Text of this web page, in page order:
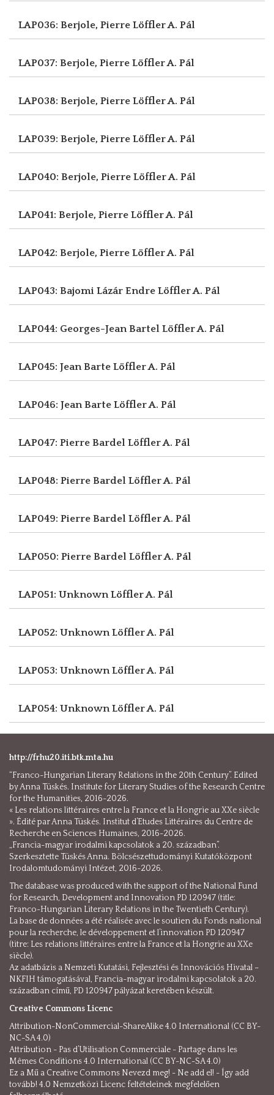
LAP036: Berjole, Pierre Löffler A. Pál
LAP037: Berjole, Pierre Löffler A. Pál
LAP038: Berjole, Pierre Löffler A. Pál
LAP039: Berjole, Pierre Löffler A. Pál
LAP040: Berjole, Pierre Löffler A. Pál
LAP041: Berjole, Pierre Löffler A. Pál
LAP042: Berjole, Pierre Löffler A. Pál
LAP043: Bajomi Lázár Endre Löffler A. Pál
LAP044: Georges-Jean Bartel Löffler A. Pál
LAP045: Jean Barte Löffler A. Pál
LAP046: Jean Barte Löffler A. Pál
LAP047: Pierre Bardel Löffler A. Pál
LAP048: Pierre Bardel Löffler A. Pál
LAP049: Pierre Bardel Löffler A. Pál
LAP050: Pierre Bardel Löffler A. Pál
LAP051: UnknownLöffler A. Pál
LAP052: UnknownLöffler A. Pál
LAP053: UnknownLöffler A. Pál
LAP054: UnknownLöffler A. Pál
http://frhu20.iti.btk.mta.hu
“Franco-Hungarian Literary Relations in the 20th Century”. Edited
by Anna Tüskés. Institute for Literary Studies of the Research Centre
for the Humanities, 2016-2026.
« Les relations littéraires entre la France et la Hongrie au XXe siècle
». Édité par Anna Tüskés. Institut d’Etudes Littéraires du Centre de
Recherche en Sciences Humaines, 2016-2026.
„Francia-magyar irodalmi kapcsolatok a 20. században”.
Szerkesztette Tüskés Anna. Bölcsészettudományi Kutatóközpont
Irodalomtudományi Intézet, 2016-2026.
The database was produced with the support of the National Fund
for Research, Development and Innovation PD 120947 (title:
Franco-Hungarian Literary Relations in the Twentieth Century).
La base de données a été réalisée avec le soutien du Fonds national
pour la recherche, le développement et l’innovation PD 120947
(titre: Les relations littéraires entre la France et la Hongrie au XXe
siècle).
Az adatbázis a Nemzeti Kutatási, Fejlesztési és Innovációs Hivatal –
NKFIH támogatásával, Francia-magyar irodalmi kapcsolatok a 20.
században című, PD 120947 pályázat keretében készült.
Creative Commons Licenc
Attribution-NonCommercial-ShareAlike 4.0 International (CC BY-
NC-SA 4.0)
Attribution - Pas d’Utilisation Commerciale - Partage dans les
Mêmes Conditions 4.0 International (CC BY-NC-SA 4.0)
Ez a Mű a Creative Commons Nevezd meg! - Ne add el! - Így add
tovább! 4.0 Nemzetközi Licenc feltételeinek megfelelően